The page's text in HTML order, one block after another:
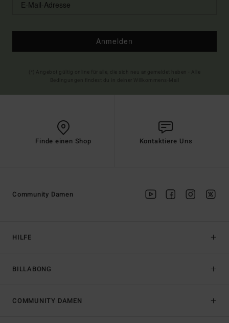
Anmelden
Finde einen Shop Kontaktiere Uns
HILFE
BILLABONG
Community Damen
COMMUNITY DAMEN